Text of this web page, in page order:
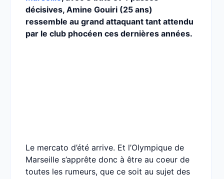
décisives, Amine Gouiri (25 ans)
ressemble au grand attaquant tant attendu
par le club phocéen ces dernières années.
Le mercato d’été arrive. Et l’Olympique de
Marseille s’apprête donc à être au coeur de
toutes les rumeurs, que ce soit au sujet des